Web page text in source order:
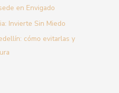
en Envigado
Invierte Sin Miedo
cómo evitarlas y